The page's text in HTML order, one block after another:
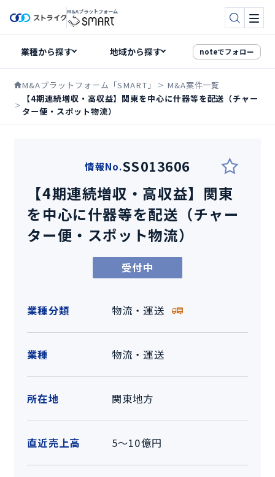
M&Aプラットフォーム
検索メ
noteでフォロー
M&Aプラットフォーム「SMART」
M&A案件一覧
【4期連続増収・高収益】関東を中心に什器等を配送（チャー
ター便・スポット物流）
情報No.SS013606
【4期連続増収・高収益】関東
を中心に什器等を配送（チャー
ター便・スポット物流）
受付中
業種分類 物流・運送
業種 物流・運送
所在地 関東地方
直近売上高 5～10億円